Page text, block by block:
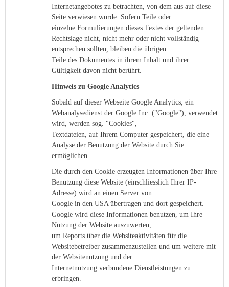
Internetangebotes zu betrachten, von dem aus auf diese
Seite verwiesen wurde. Sofern Teile oder
einzelne Formulierungen dieses Textes der geltenden
Rechtslage nicht, nicht mehr oder nicht vollständig
entsprechen sollten, bleiben die übrigen
Teile des Dokumentes in ihrem Inhalt und ihrer
Gültigkeit davon nicht berührt.
Hinweis zu Google Analytics
Sobald auf dieser Webseite Google Analytics, ein
Webanalysedienst der Google Inc. ("Google"), verwendet
wird, werden sog. "Cookies",
Textdateien, auf Ihrem Computer gespeichert, die eine
Analyse der Benutzung der Website durch Sie
ermöglichen.
Die durch den Cookie erzeugten Informationen über Ihre
Benutzung diese Website (einschliesslich Ihrer IP-
Adresse) wird an einen Server von
Google in den USA übertragen und dort gespeichert.
Google wird diese Informationen benutzen, um Ihre
Nutzung der Website auszuwerten,
um Reports über die Websiteaktivitäten für die
Websitebetreiber zusammenzustellen und um weitere mit
der Websitenutzung und der
Internetnutzung verbundene Dienstleistungen zu
erbringen.